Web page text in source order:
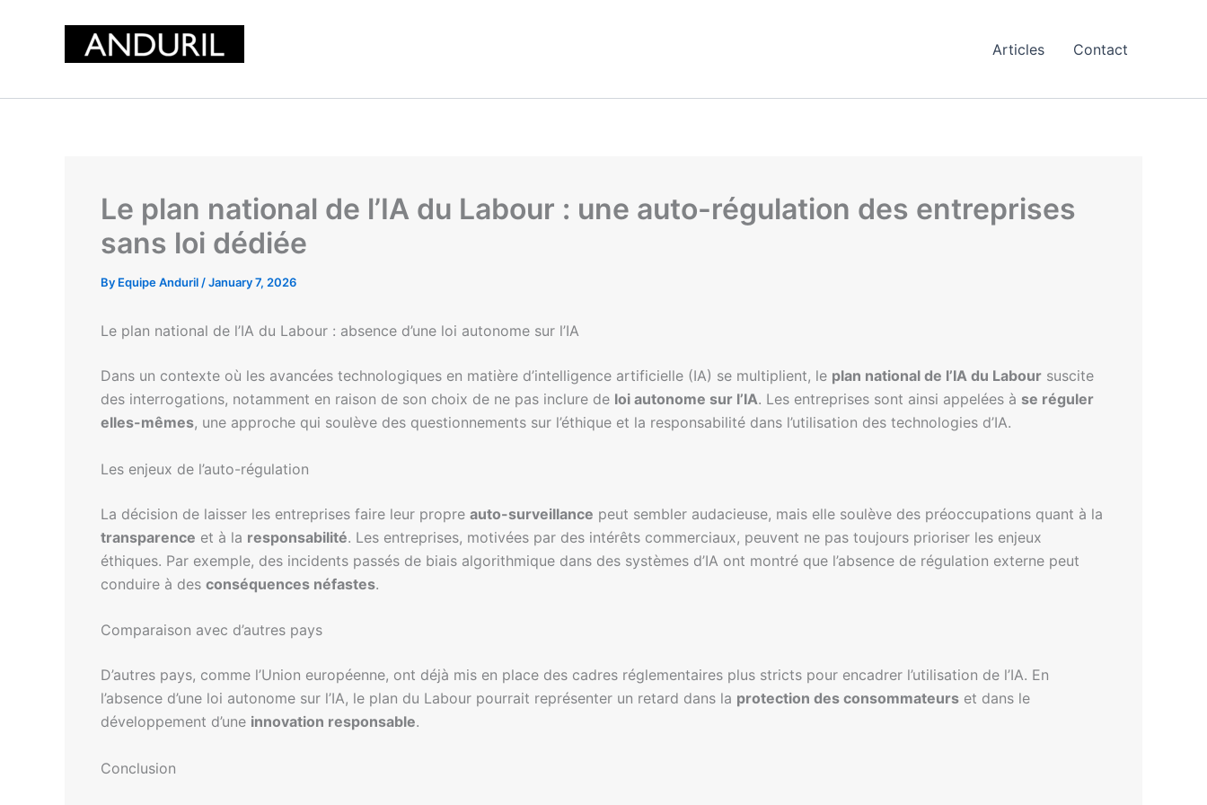
Articles Contact
Le plan national de l’IA du Labour : une auto-régulation des entreprises
sans loi dédiée
By Equipe Anduril /January 7, 2026
Le plan national de l’IA du Labour : absence d’une loi autonome sur l’IA
Dans un contexte où les avancées technologiques en matière d’intelligence artificielle (IA) se multiplient, le plan national de l’IA du Labour suscite
des interrogations, notamment en raison de son choix de ne pas inclure de loi autonome sur l’IA. Les entreprises sont ainsi appelées à se réguler
elles-mêmes, une approche qui soulève des questionnements sur l’éthique et la responsabilité dans l’utilisation des technologies d’IA.
Les enjeux de l’auto-régulation
La décision de laisser les entreprises faire leur propre auto-surveillance peut sembler audacieuse, mais elle soulève des préoccupations quant à la
transparence et à la responsabilité. Les entreprises, motivées par des intérêts commerciaux, peuvent ne pas toujours prioriser les enjeux
éthiques. Par exemple, des incidents passés de biais algorithmique dans des systèmes d’IA ont montré que l’absence de régulation externe peut
conduire à des conséquences néfastes.
Comparaison avec d’autres pays
D’autres pays, comme l’Union européenne, ont déjà mis en place des cadres réglementaires plus stricts pour encadrer l’utilisation de l’IA. En
l’absence d’une loi autonome sur l’IA, le plan du Labour pourrait représenter un retard dans la protection des consommateurs et dans le
développement d’une innovation responsable.
Conclusion